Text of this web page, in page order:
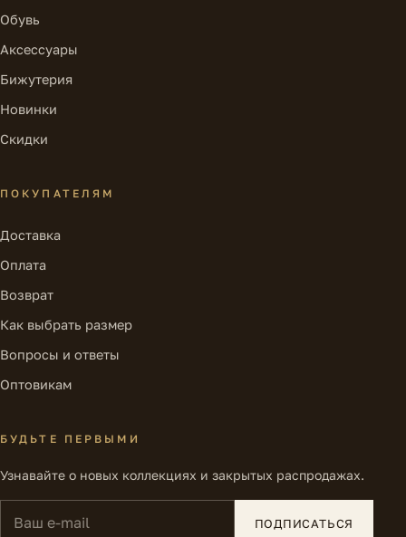
Обувь
Аксессуары
Бижутерия
Новинки
Скидки
ПОКУПАТЕЛЯМ
Доставка
Оплата
Возврат
Как выбрать размер
Вопросы и ответы
Оптовикам
БУДЬТЕ ПЕРВЫМИ
Узнавайте о новых коллекциях и закрытых распродажах.
ПОДПИСАТЬСЯ